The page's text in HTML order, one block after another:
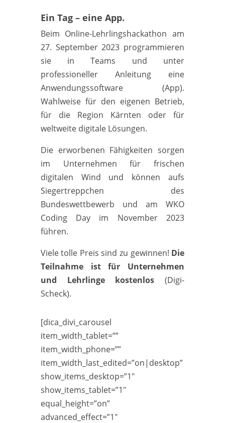
Ein Tag – eine App.
Beim Online-Lehrlingshackathon am
27. September 2023 programmieren
sie in Teams und unter
professioneller Anleitung eine
Anwendungssoftware (App).
Wahlweise für den eigenen Betrieb,
für die Region Kärnten oder für
weltweite digitale Lösungen.
Die erworbenen Fähigkeiten sorgen
im Unternehmen für frischen
digitalen Wind und können aufs
Siegertreppchen des
Bundeswettbewerb und am WKO
Coding Day im November 2023
führen.
Viele tolle Preis sind zu gewinnen! Die
Teilnahme ist für Unternehmen
und Lehrlinge kostenlos (Digi-
Scheck).
[dica_divi_carousel
item_width_tablet=””
item_width_phone=””
item_width_last_edited=”on|desktop”
show_items_desktop=”1″
show_items_tablet=”1″
equal_height=”on”
advanced_effect=”1″